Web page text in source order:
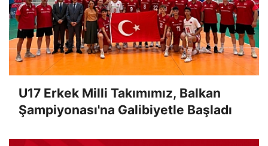
U17 Erkek Milli Takımımız, Balkan
Şampiyonası'na Galibiyetle Başladı